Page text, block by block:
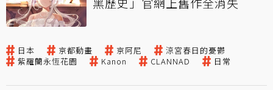
日本 京都動畫 京阿尼
涼宮春日的憂鬱
紫羅蘭永恆花園
Kanon CLANNAD 日常